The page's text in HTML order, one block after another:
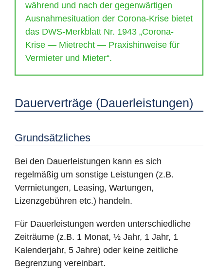
während und nach der gegenwärtigen
Ausnahmesituation der Corona-Krise bietet
das DWS-Merkblatt Nr. 1943 „Corona-
Krise — Mietrecht — Praxishinweise für
Vermieter und Mieter“.
Dauerverträge (Dauerleistungen)
Grundsätzliches
Bei den Dauerleistungen kann es sich
regelmäßig um sonstige Leistungen (z.B.
Vermietungen, Leasing, Wartungen,
Lizenzgebühren etc.) handeln.
Für Dauerleistungen werden unterschiedliche
Zeiträume (z.B. 1 Monat, ½ Jahr, 1 Jahr, 1
Kalenderjahr, 5 Jahre) oder keine zeitliche
Begrenzung vereinbart.